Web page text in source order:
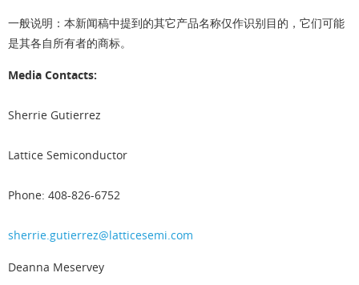
一般说明：本新闻稿中提到的其它产品名称仅作识别目的，它们可能
是其各自所有者的商标。
Media Contacts:
Sherrie Gutierrez
Lattice Semiconductor
Phone: 408-826-6752
sherrie.gutierrez@latticesemi.com
Deanna Meservey